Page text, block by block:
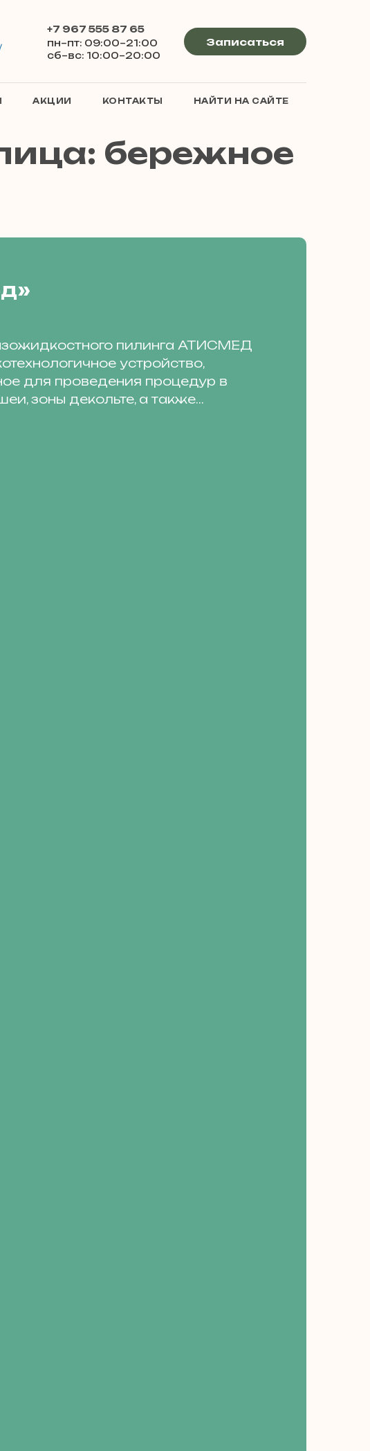
+7 967 555 87 65
пн–пт: 09:00–21:00
сб–вс: 10:00–20:00
Записаться
АКЦИИ КОНТАКТЫ НАЙТИ НА САЙТЕ
бережное
пилинга АТИСМЕД
устройство,
для проведения процедур в
зоны декольте, а также...